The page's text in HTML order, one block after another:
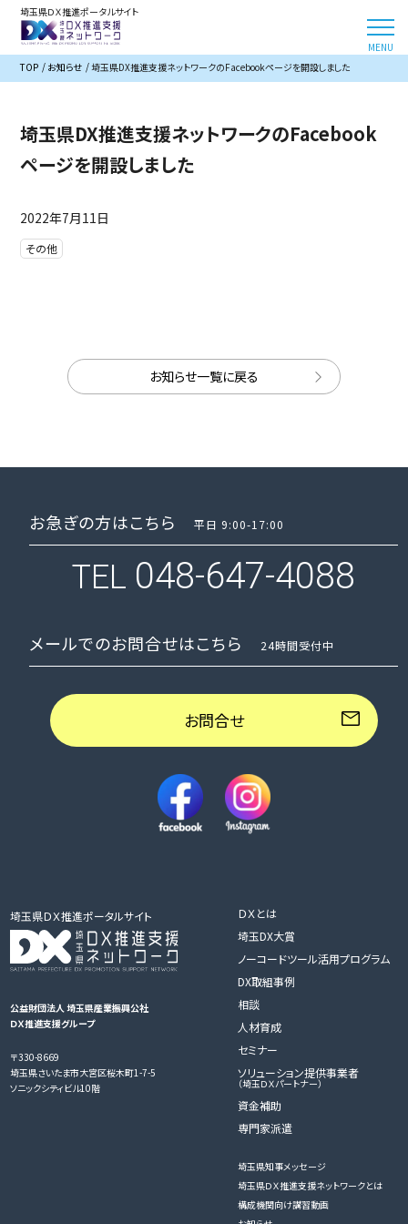
埼玉県ＤＸ推進ポータルサイト
TOP お知らせ 埼玉県DX推進支援ネットワークのFacebookページを開設しました
埼玉県DX推進支援ネットワークのFacebook
ページを開設しました
2022年7月11日
その他
お知らせ一覧に戻る
お急ぎの方はこちら 平日 9:00-17:00
TEL 048-647-4088
メールでのお問合せはこちら 24時間受付中
お問合せ
埼玉県ＤＸ推進ポータルサイト
公益財団法人 埼玉県産業振興公社
ＤＸ推進支援グループ
〒330-8669
埼玉県さいたま市大宮区桜木町1-7-5
ソニックシティビル10階
ＤＸとは
埼玉DX大賞
ノーコードツール活用プログラム
DX取組事例
相談
人材育成
セミナー
ソリューション提供事業者
（埼玉ＤＸパートナー）
資金補助
専門家派遣
埼玉県知事メッセージ
埼玉県ＤＸ推進支援ネットワークとは
構成機関向け講習動画